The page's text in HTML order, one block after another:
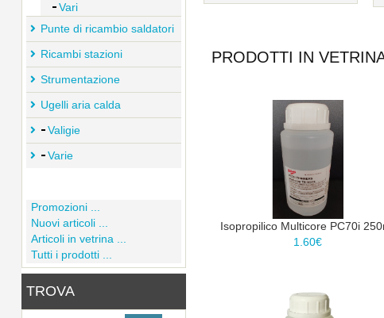
Vari
Punte di ricambio saldatori
Ricambi stazioni
Strumentazione
Ugelli aria calda
Valigie
Varie
Promozioni ...
Nuovi articoli ...
Articoli in vetrina ...
Tutti i prodotti ...
TROVA
PRODOTTI IN
Isopropilico Multicore PC70i
1.60€